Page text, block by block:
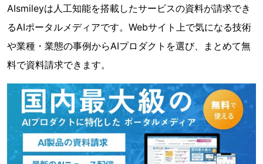
AIsmileyは人工知能を搭載したサービスの資料が請求でき
るAIポータルメディアです。Webサイト上で気になる技術
や業種・業態の事例からAIプロダクトを選び、まとめて無
料で資料請求できます。